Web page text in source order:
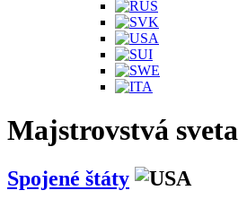
Majstrovstvá
Spojené štáty